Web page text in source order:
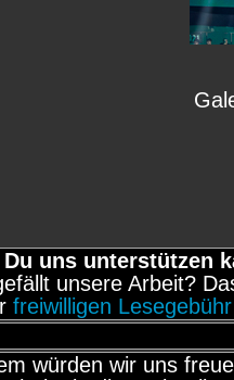
Du uns unterstützen
unsere Arbeit?
freiwilligen Lesegebühr
würden wir uns